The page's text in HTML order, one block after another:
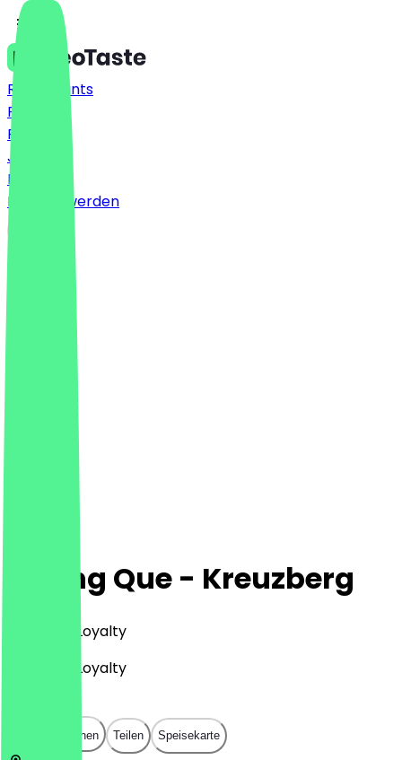
Restaurants
Preise
FAQ
Jobs
Blog
Partner werden
Huong Que - Kreuzberg
Asiatisch, Loyalty
Asiatisch, Loyalty
In App öffnen Teilen Speisekarte